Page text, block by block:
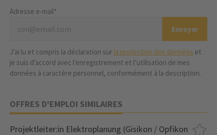
Adresse e-mail*
J’ai lu et compris la déclaration sur la protection des données et
je suis d’accord avec l’enregistrement et l’utilisation de mes
données à caractère personnel, conformément à la description.
OFFRES D'EMPLOI SIMILAIRES
Projektleiter:in Elektroplanung (Gisikon / Opfikon